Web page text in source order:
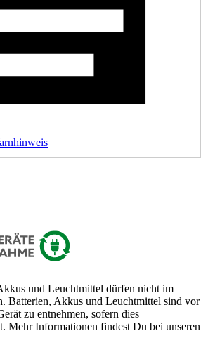
und Leuchtmittel dürfen nicht im
Batterien, Akkus und Leuchtmittel sind vor
zu entnehmen, sofern dies
Mehr Informationen findest Du bei unseren